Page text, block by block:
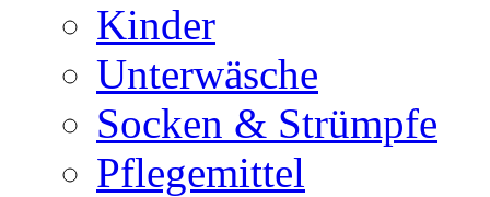
Kinder
Unterwäsche
Socken & Strümpfe
Pflegemittel